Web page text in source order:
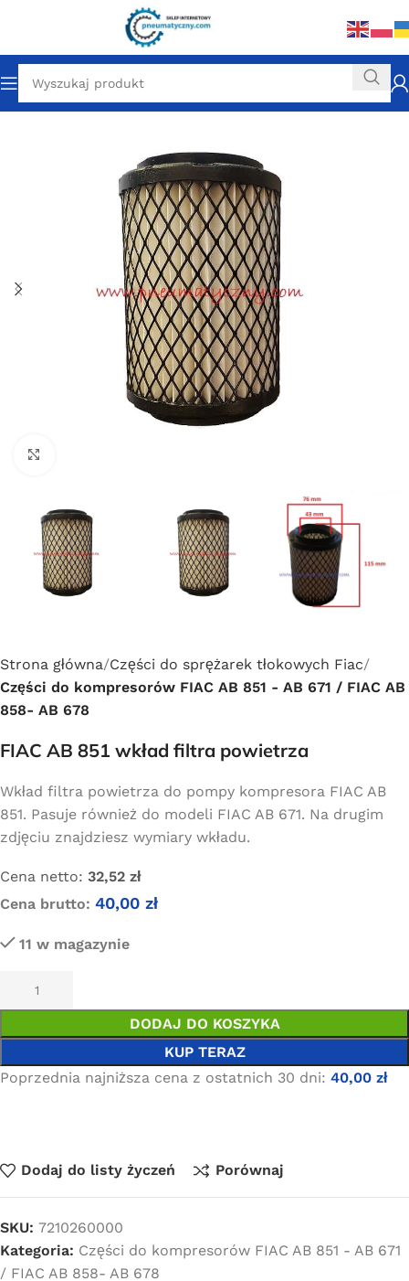
Strona główna Części do sprężarek tłokowych Fiac
Części do kompresorów FIAC AB 851 - AB 671 / FIAC AB
858- AB 678
FIAC AB 851 wkład filtra powietrza
Wkład filtra powietrza do pompy kompresora FIAC AB
851. Pasuje również do modeli FIAC AB 671. Na drugim
zdjęciu znajdziesz wymiary wkładu.
Cena netto: 32,52 zł
Cena brutto: 40,00 zł
11 w magazynie
DODAJ DO KOSZYKA
KUP TERAZ
Poprzednia najniższa cena z ostatnich 30 dni: 40,00 zł
Dodaj do listy życzeń Porównaj
SKU: 7210260000
Kategoria: Części do kompresorów FIAC AB 851 - AB 671
/ FIAC AB 858- AB 678